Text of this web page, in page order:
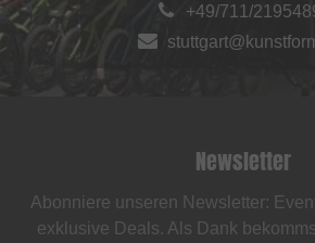
+49/711/
Newsletter
Abonniere unseren Newsletter:
exklusive Deals. Als Dank